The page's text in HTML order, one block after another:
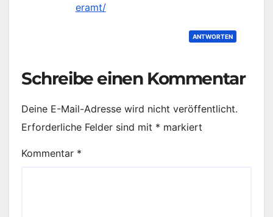
eramt/
ANTWORTEN
Schreibe einen Kommentar
Deine E-Mail-Adresse wird nicht veröffentlicht.
Erforderliche Felder sind mit * markiert
Kommentar *